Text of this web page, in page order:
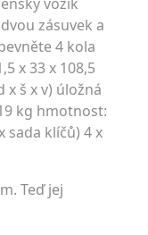
zásuvek a
4 kola
x 33 x 108,5
x š x v) úložná
kg hmotnost:
sada klíčů) 4 x
Teď jej